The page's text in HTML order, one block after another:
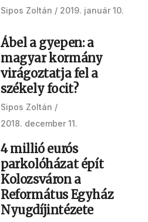
Sipos Zoltán 2019. január 10.
Ábel a gyepen: a
magyar kormány
virágoztatja fel a
székely focit?
Sipos Zoltán
2018. december 11.
4 millió eurós
parkolóházat épít
Kolozsváron a
Református Egyház
Nyugdíjintézete